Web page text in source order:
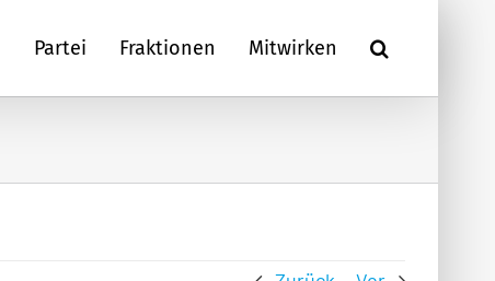
Partei Fraktionen Mitwirken